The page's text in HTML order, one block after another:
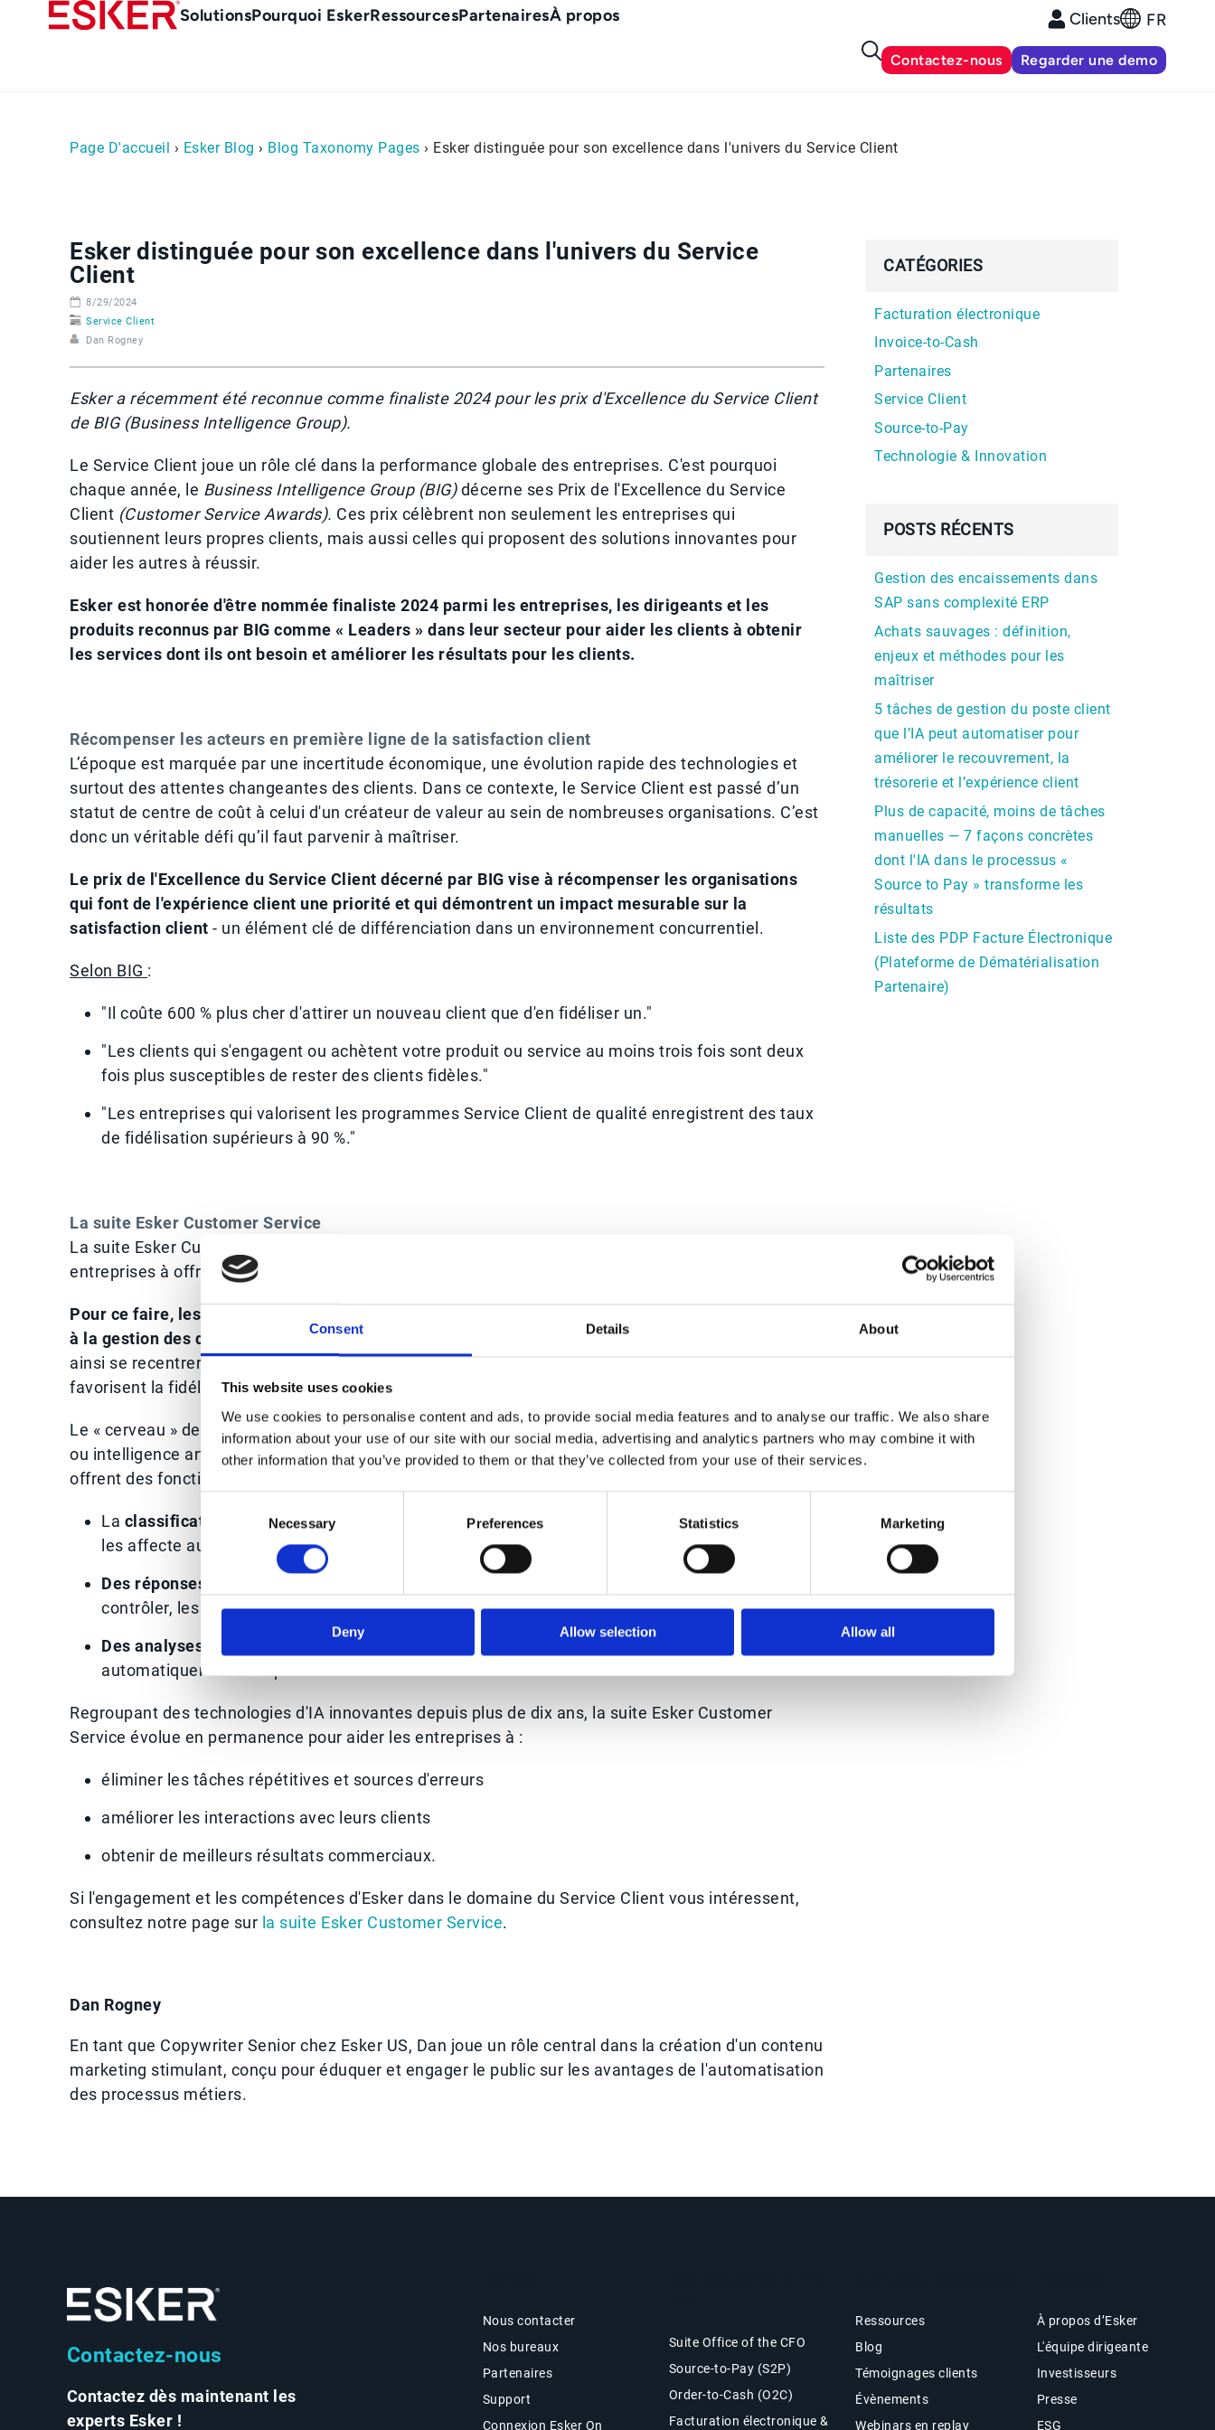
Consent Details About
This website uses cookies
We use cookies to personalise content and ads, to provide social media features and to analyse our traffic. We also share
information about your use of our site with our social media, advertising and analytics partners who may combine it with
other information that you’ve provided to them or that they’ve collected from your use of their services.
Selection
Necessary Preferences Statistics Marketing
Deny Allow selection Allow all
Main
SolutionsPourquoi EskerRessourcesPartenairesÀ propos Clients FR
Contactez-nous Regarder une demo
Page D'accueil › Esker Blog › Blog Taxonomy Pages › Esker distinguée pour son excellence dans l'univers du Service Client
Esker distinguée pour son excellence dans l'univers du Service
Client
8/29/2024
Service Client
Dan Rogney
Esker a récemment été reconnue comme finaliste 2024 pour les prix d'Excellence du Service Client
de BIG (Business Intelligence Group).
Le Service Client joue un rôle clé dans la performance globale des entreprises. C'est pourquoi
chaque année, le Business Intelligence Group (BIG)décerne ses Prix de l'Excellence du Service
Client (Customer Service Awards). Ces prix célèbrent non seulement les entreprises qui
soutiennent leurs propres clients, mais aussi celles qui proposent des solutions innovantes pour
aider les autres à réussir.
Esker est honorée d'être nommée finaliste 2024 parmi les entreprises, les dirigeants et les
produits reconnus par BIG comme « Leaders » dans leur secteur pour aider les clients à obtenir
les services dont ils ont besoin et améliorer les résultats pour les clients.
Récompenser les acteurs en première ligne de la satisfaction client
L’époque est marquée par une incertitude économique, une évolution rapide des technologies et
surtout des attentes changeantes des clients. Dans ce contexte, le Service Client est passé d’un
statut de centre de coût à celui d'un créateur de valeur au sein de nombreuses organisations. C’est
donc un véritable défi qu’il faut parvenir à maîtriser.
Le prix de l'Excellence du Service Client décerné par BIG vise à récompenser les organisations
qui font de l'expérience client une priorité et qui démontrent un impact mesurable sur la
satisfaction client - un élément clé de différenciation dans un environnement concurrentiel.
Selon BIG :
"Il coûte 600 % plus cher d'attirer un nouveau client que d'en fidéliser un."
"Les clients qui s'engagent ou achètent votre produit ou service au moins trois fois sont deux
fois plus susceptibles de rester des clients fidèles."
"Les entreprises qui valorisent les programmes Service Client de qualité enregistrent des taux
de fidélisation supérieurs à 90 %."
La suite Esker Customer Service
La suite Esker Customer Service est conçue avec un objectif simple mais décisif : aider les
entreprises à offrir la meilleure expérience client possible dans un contexte B2B.
Pour ce faire, les solutions Esker automatisent la plupart des tâches à faible valeur ajoutée liées
à la gestion des demandes, des commandes et des réclamations clients.
ainsi se recentrer sur des missions plus stratégiques afin d’enrichir les interactions B2B qui
favorisent la fidélité, la confiance et la croissance.
Le « cerveau » de la suite de solutions est Esker Synergy AI, un ensemble de technologies (
GenAI
ou intelligence artificielle générative,Machine Learning, traitement naturel du langage, etc.) qui
offrent des fonctionnalités avancées :
La classification automatisée des demandes
qui analyse les e-mails entrants, les catégorise et
les affecte automatiquement à la personne / au service approprié.
Des réponses assistées par la GenAI
contrôler, les modifier puis les envoyer directement au client.
Des analyses prescriptives
qui évitent les erreurs de traitement des commandes en détectant
automatiquement les quantités inhabituelles ou d'autres anomalies.
Regroupant des technologies d'IA innovantes depuis plus de dix ans, la suite Esker Customer
Service évolue en permanence pour aider les entreprises à :
éliminer les tâches répétitives et sources d'erreurs
améliorer les interactions avec leurs clients
obtenir de meilleurs résultats commerciaux.
Si l'engagement et les compétences d'Esker dans le domaine du Service Client vous intéressent,
consultez notre page sur la suite Esker Customer Service.
Dan Rogney
En tant que Copywriter Senior chez Esker US, Dan joue un rôle central dans la création d'un contenu
marketing stimulant, conçu pour éduquer et engager le public sur les avantages de l'automatisation
des processus métiers.
CATÉGORIES
Facturation électronique
Invoice-to-Cash
Partenaires
Service Client
Source-to-Pay
Technologie & Innovation
POSTS RÉCENTS
Gestion des encaissements dans
SAP sans complexité ERP
Achats sauvages : définition,
enjeux et méthodes pour les
maîtriser
5 tâches de gestion du poste client
que l’IA peut automatiser pour
améliorer le recouvrement, la
trésorerie et l’expérience client
Plus de capacité, moins de tâches
manuelles — 7 façons concrètes
dont l'IA dans le processus «
Source to Pay » transforme les
résultats
Liste des PDP Facture Électronique
(Plateforme de Dématérialisation
Partenaire)
Contactez-nous
Contactez dès maintenant les
experts Esker !
Nous contacter
Nos bureaux
Partenaires
Support
Connexion Esker On
Suite Office of the CFO
Source-to-Pay (S2P)
Order-to-Cash (O2C)
Facturation électronique &
Ressources
Blog
Témoignages clients
Évènements
Webinars en replay
À propos d’Esker
L'équipe dirigeante
Investisseurs
Presse
ESG